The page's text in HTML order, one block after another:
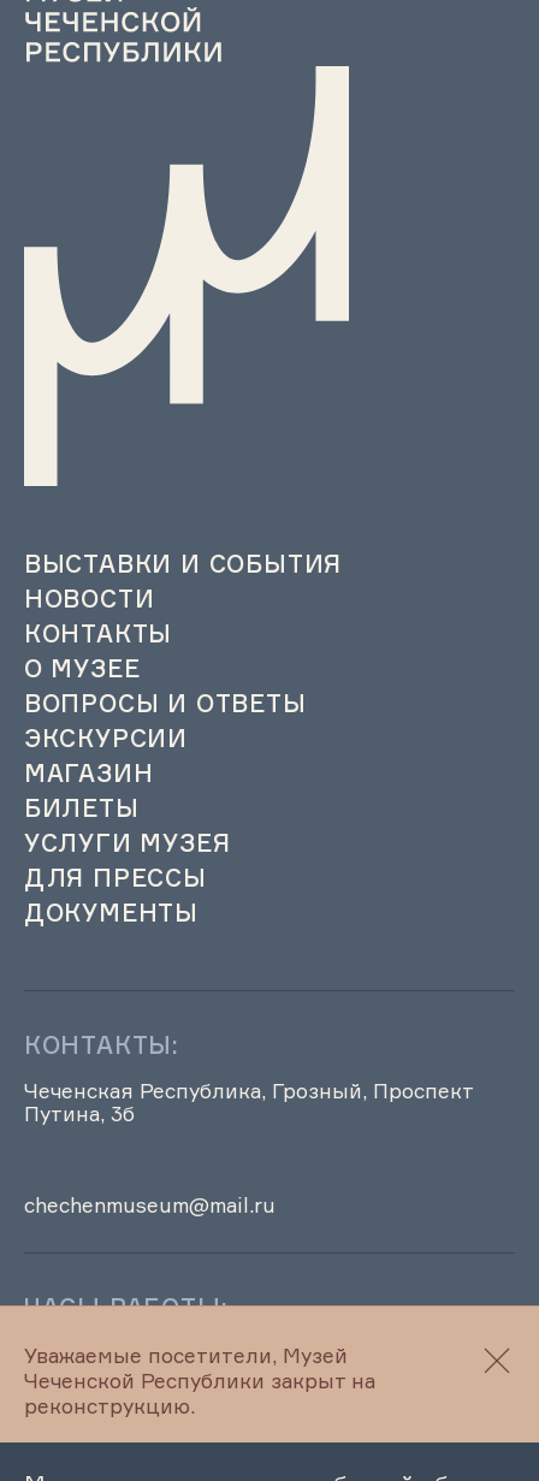
ВЫСТАВКИ И СОБЫТИЯ
НОВОСТИ
КОНТАКТЫ
О МУЗЕЕ
ВОПРОСЫ И ОТВЕТЫ
ЭКСКУРСИИ
МАГАЗИН
БИЛЕТЫ
УСЛУГИ МУЗЕЯ
ДЛЯ ПРЕССЫ
ДОКУМЕНТЫ
КОНТАКТЫ:
Чеченская Республика, Грозный, Проспект
Путина, 3б
chechenmuseum@mail.ru
ЧАСЫ РАБОТЫ:
Музей ЧР временно не работает
Правила посещения
Уважаемые посетители, Музей
Чеченской Республики закрыт на
реконструкцию.